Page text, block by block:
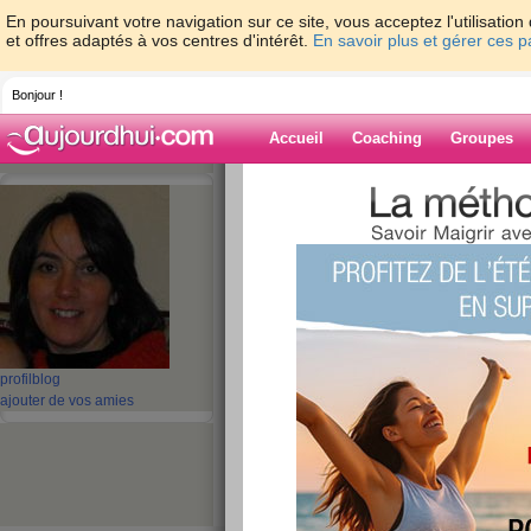
En poursuivant votre navigation sur ce site, vous acceptez
et offres adaptés à vos centres d'intérêt. En savoir plus et gérer ces
Bonjour !
Accueil Coaching Groupes
profil blog
ajouter de vos amies
> > Epilation
Blog de tycrist
Epilation des